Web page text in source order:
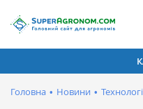
Головна • Новини •